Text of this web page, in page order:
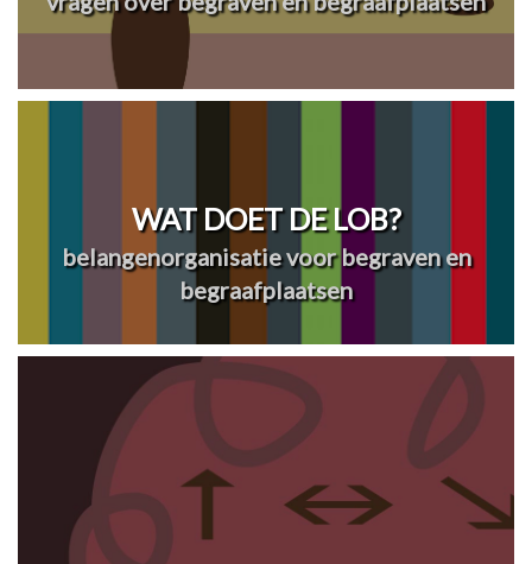
WAT DOET DE LOB?
belangenorganisatie voor begraven en
begraafplaatsen